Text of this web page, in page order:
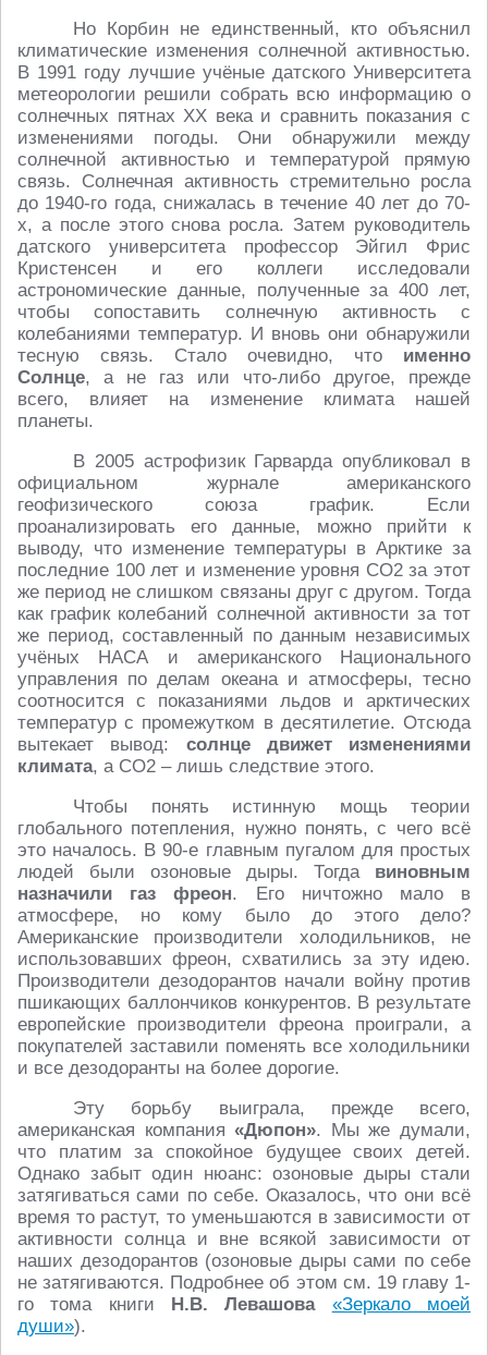
Но Корбин не единственный, кто объяснил
климатические изменения солнечной активностью.
В 1991 году лучшие учёные датского Университета
метеорологии решили собрать всю информацию о
солнечных пятнах XX века и сравнить показания с
изменениями погоды. Они обнаружили между
солнечной активностью и температурой прямую
связь. Солнечная активность стремительно росла
до 1940-го года, снижалась в течение 40 лет до 70-
х, а после этого снова росла. Затем руководитель
датского университета профессор Эйгил Фрис
Кристенсен и его коллеги исследовали
астрономические данные, полученные за 400 лет,
чтобы сопоставить солнечную активность с
колебаниями температур. И вновь они обнаружили
тесную связь. Стало очевидно, что именно
Солнце, а не газ или что-либо другое, прежде
всего, влияет на изменение климата нашей
планеты.
В 2005 астрофизик Гарварда опубликовал в
официальном журнале американского
геофизического союза график. Если
проанализировать его данные, можно прийти к
выводу, что изменение температуры в Арктике за
последние 100 лет и изменение уровня CO2 за этот
же период не слишком связаны друг с другом. Тогда
как график колебаний солнечной активности за тот
же период, составленный по данным независимых
учёных НАСА и американского Национального
управления по делам океана и атмосферы, тесно
соотносится с показаниями льдов и арктических
температур с промежутком в десятилетие. Отсюда
вытекает вывод: солнце движет изменениями
климата, а CO2 – лишь следствие этого.
Чтобы понять истинную мощь теории
глобального потепления, нужно понять, с чего всё
это началось. В 90-е главным пугалом для простых
людей были озоновые дыры. Тогда виновным
назначили газ фреон. Его ничтожно мало в
атмосфере, но кому было до этого дело?
Американские производители холодильников, не
использовавших фреон, схватились за эту идею.
Производители дезодорантов начали войну против
пшикающих баллончиков конкурентов. В результате
европейские производители фреона проиграли, а
покупателей заставили поменять все холодильники
и все дезодоранты на более дорогие.
Эту борьбу выиграла, прежде всего,
американская компания«Дюпон». Мы же думали,
что платим за спокойное будущее своих детей.
Однако забыт один нюанс: озоновые дыры стали
затягиваться сами по себе. Оказалось, что они всё
время то растут, то уменьшаются в зависимости от
активности солнца и вне всякой зависимости от
наших дезодорантов (озоновые дыры сами по себе
не затягиваются. Подробнее об этом см. 19 главу 1-
го тома книги Н.В. Левашова
«Зеркало моей
души»).